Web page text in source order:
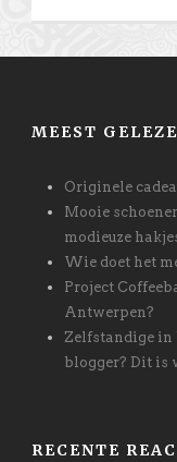
MEEST
Originele
Mooie
modieuze
Wie doet het
Project
Antwerpen?
Zelfstandige in
blogger? Dit is
RECENTE